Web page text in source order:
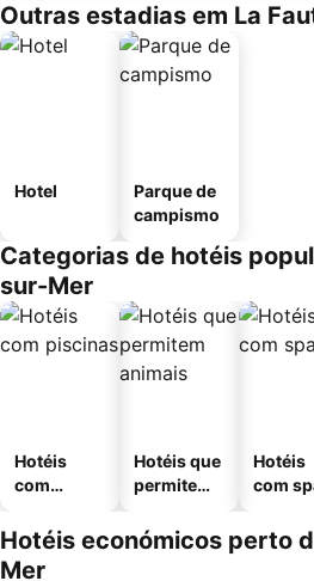
Outras estadias em La
Hotel
Parque de
campismo
Categorias de hotéis
sur-Mer
Hotéis
com
Hotéis que
permitem
Hotéis
com
Hotéis económicos perto
Mer